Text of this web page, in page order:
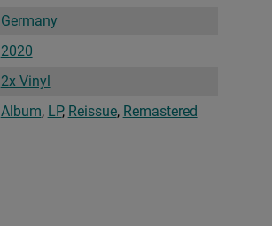
Germany
2020
2x Vinyl
Album, LP, Reissue, Remastered